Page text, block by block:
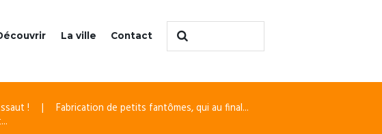
La ville Contact
!
Fabrication de petits fantômes, qui au final...